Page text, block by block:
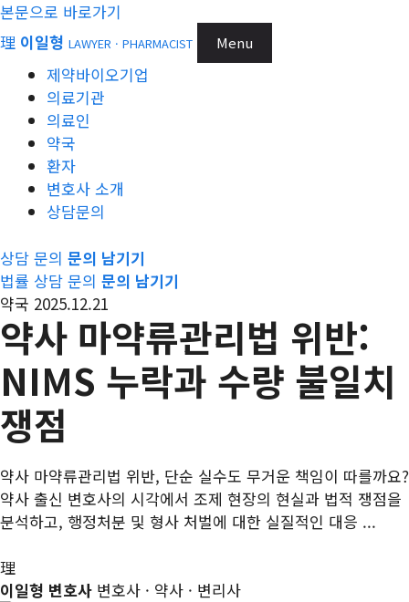
본문으로 바로가기
理 이일형 LAWYER · PHARMACIST Menu
제약바이오기업
의료기관
의료인
약국
환자
변호사 소개
상담문의
상담 문의 문의 남기기
법률 상담 문의 문의 남기기
약국 2025.12.21
약사 마약류관리법 위반:
NIMS 누락과 수량 불일치
쟁점
약사 마약류관리법 위반, 단순 실수도 무거운 책임이 따를까요?
약사 출신 변호사의 시각에서 조제 현장의 현실과 법적 쟁점을
분석하고, 행정처분 및 형사 처벌에 대한 실질적인 대응 ...
理
이일형 변호사 변호사 · 약사 · 변리사